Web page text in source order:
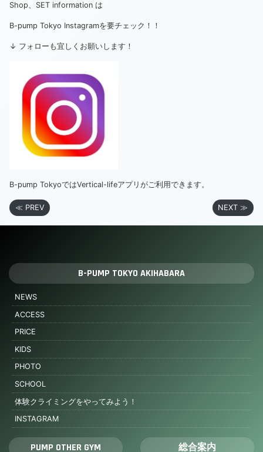
Shop、SET information は
B-pump Tokyo Instagramを要チェック！！
↓ フォローも宜しくお願いします！
B-pump TokyoではVertical-lifeアプリがご利用できます。
≪ PREV NEXT ≫
B-PUMP TOKYO AKIHABARA
NEWS
ACCESS
PRICE
KIDS
PHOTO
SCHOOL
体験クライミングをやってみよう！
INSTAGRAM
PUMP OTHER GYM 総合案内